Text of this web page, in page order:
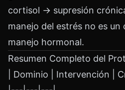
cortisol → supresión
manejo del estrés no es un
manejo hormonal.
Resumen Completo del
| Dominio | Intervención |